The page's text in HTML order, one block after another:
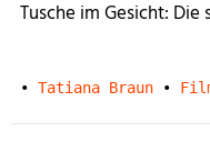
Tusche im Gesicht:
• Tatiana Braun •